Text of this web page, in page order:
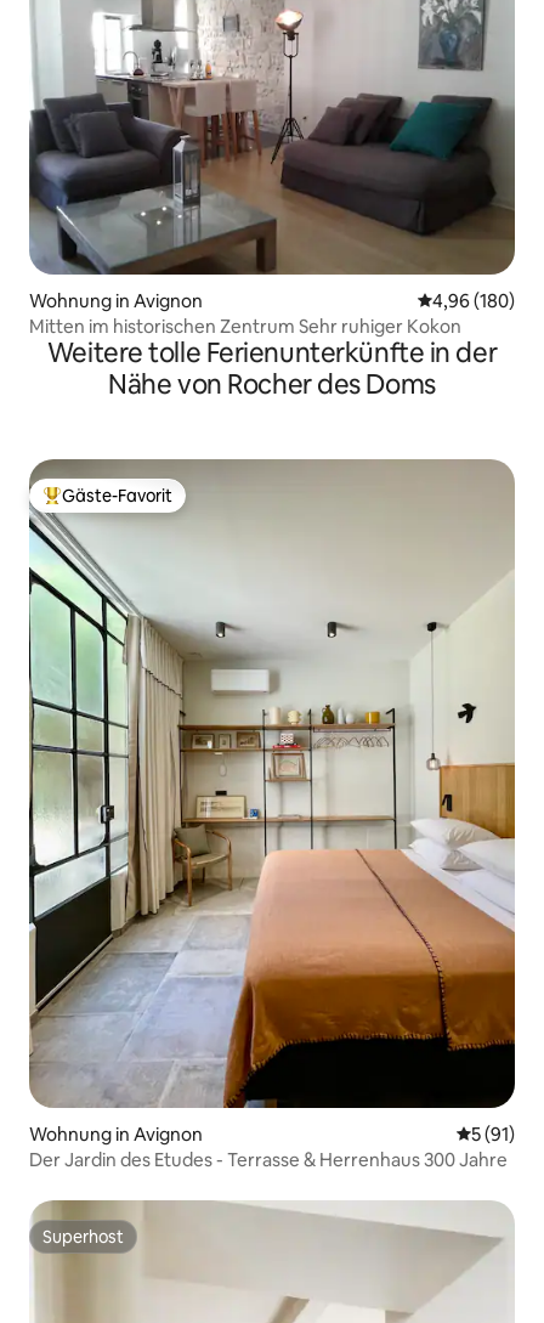
Wohnung in Avignon
4,96 (180)
Mitten im historischen Zentrum Sehr ruhiger Kokon
Weitere tolle Ferienunterkünfte in der
Nähe von Rocher des Doms
Beliebter Gäste-Favorit.
Gäste-Favorit
Wohnung in Avignon
5 (91)
Der Jardin des Etudes - Terrasse & Herrenhaus 300 Jahre
Superhost
Superhost